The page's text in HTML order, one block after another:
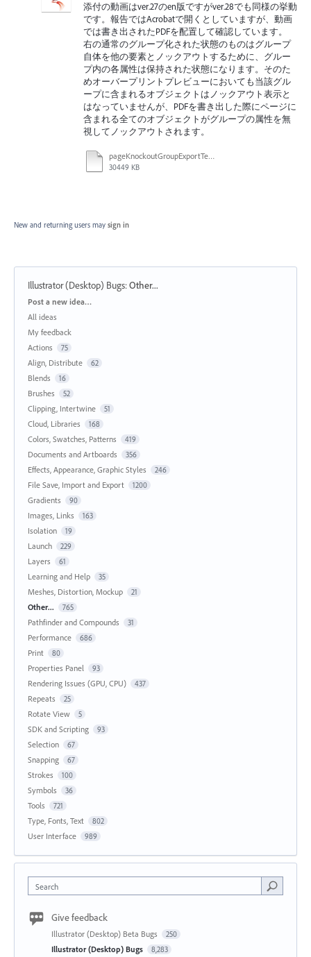
添付の動画はver.27のen版ですがver.28でも同様の挙動
です。報告ではAcrobatで開くとしていますが、動画
では書き出されたPDFを配置して確認しています。
右の通常のグループ化された状態のものはグループ
自体を他の要素とノックアウトするために、グルー
プ内の各属性は保持された状態になります。そのた
めオーバープリントプレビューにおいても当該グル
ープに含まれるオブジェクトはノックアウト表示と
はなっていませんが、PDFを書き出した際にページに
含まれる全てのオブジェクトがグループの属性を無
視してノックアウトされます。
pageKnockoutGroupExportTest.mov
30449 KB
New and returning users may sign in
Illustrator (Desktop) Bugs:Other...
Categories
Post a new idea…
All ideas
My feedback
Actions
75
Align, Distribute 62
Blends 16
Brushes 52
Clipping, Intertwine 51
Cloud, Libraries 168
Colors, Swatches, Patterns 419
Documents and Artboards 356
Effects, Appearance, Graphic Styles 246
File Save, Import and Export 1200
Gradients 90
Images, Links 163
Isolation 19
Launch 229
Layers 61
Learning and Help 35
Meshes, Distortion, Mockup 21
Other... 765
Pathfinder and Compounds 31
Performance 686
Print 80
Properties Panel 93
Rendering Issues (GPU, CPU) 437
Repeats 25
Rotate View 5
SDK and Scripting 93
Selection 67
Snapping 67
Strokes 100
Symbols 36
Tools 721
Type, Fonts, Text 802
User Interface 989
Search
Give feedback
Illustrator (Desktop) Beta Bugs 250
Illustrator (Desktop) Bugs 8,283